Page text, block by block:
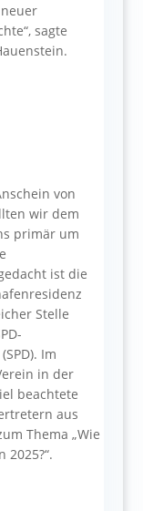
sagte
von
wir dem
primär um
ist die
Stelle
Im
in der
beachtete
aus
Thema „Wie